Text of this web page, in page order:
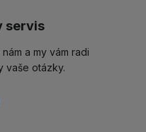
servis
a my vám radi
vaše otázky.